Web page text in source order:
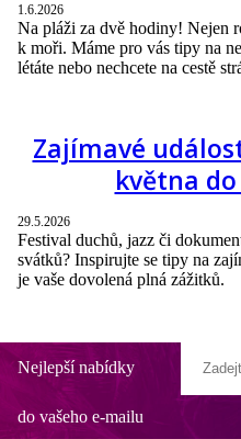
1.6.2026
Na pláži za dvě hodiny! Nejen
k moři. Máme pro vás tipy na
létáte nebo nechcete na cestě
Zajímavé
května
29.5.2026
Festival duchů, jazz či
svátků? Inspirujte se tipy na
je vaše dovolená plná zážitků.
Nejlepší nabídky
do vašeho e-mailu